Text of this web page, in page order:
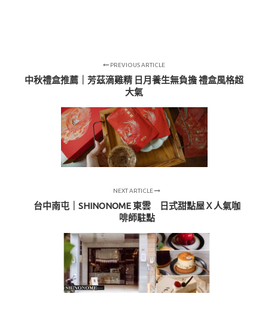
PREVIOUS ARTICLE
中秋禮盒推薦｜芳茲滴雞精 日月養生無負擔 禮盒風格超
大氣
NEXT ARTICLE
台中南屯｜SHINONOME 東雲 日式甜點屋Ｘ人氣咖
啡師駐點